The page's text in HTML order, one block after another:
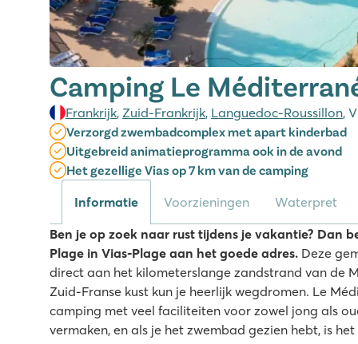
Camping Le
Frankrijk, Zuid-Frankrijk, Languedoc-Roussillon,
Verzorgd zwembadcomplex met apart kinderbad
Uitgebreid animatieprogramma ook in de avond
Het gezellige Vias op 7 km van de camping
Informatie Voorzieningen
Waterpret
Ben je op zoek naar rust tijdens je vakantie? Dan
Plage in Vias-Plage aan het goede adres. Deze
direct aan het kilometerslange zandstrand van de
Zuid-Franse kust kun je heerlijk wegdromen. Le
camping met veel faciliteiten voor zowel jong als
vermaken, en als je het zwembad gezien hebt, is